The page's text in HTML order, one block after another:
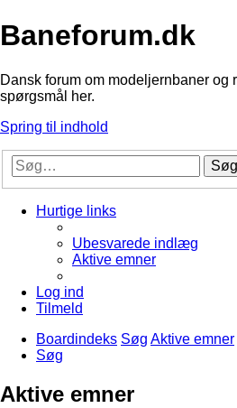
Baneforum.dk
Dansk forum om modeljernbaner og
spørgsmål her.
Spring til indhold
Søg
Hurtige links
Ubesvarede indlæg
Aktive emner
Log ind
Tilmeld
Boardindeks Søg Aktive emner
Søg
Aktive emner